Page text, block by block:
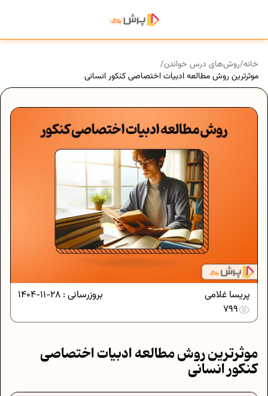
خانه/روش‌های درس خواندن/
موثرترین روش مطالعه ادبیات اختصاصی کنکور انسانی
بروزرسانی : 28-11-1404
پریسا غلامی
799
موثرترین روش مطالعه ادبیات اختصاصی
کنکور انسانی